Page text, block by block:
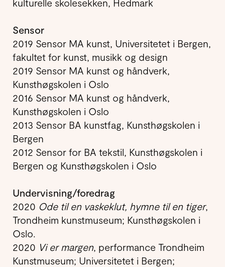
kulturelle skolesekken, Hedmark
Sensor
2019 Sensor MA kunst, Universitetet i Bergen,
fakultet for kunst, musikk og design
2019 Sensor MA kunst og håndverk,
Kunsthøgskolen i Oslo
2016 Sensor MA kunst og håndverk,
Kunsthøgskolen i Oslo
2013 Sensor BA kunstfag, Kunsthøgskolen i
Bergen
2012 Sensor for BA tekstil, Kunsthøgskolen i
Bergen og Kunsthøgskolen i Oslo
Undervisning/foredrag
2020 Ode til en vaskeklut, hymne til en tiger,
Trondheim kunstmuseum; Kunsthøgskolen i
Oslo.
2020 Vi er margen, performance Trondheim
Kunstmuseum; Universitetet i Bergen;